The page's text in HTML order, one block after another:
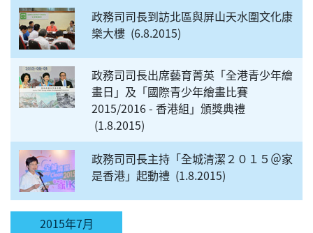
政務司司長到訪北區與屏山天水圍文化康
樂大樓 6.8.2015
政務司司長出席藝育菁英「全港青少年繪
畫日」及「國際青少年繪畫比賽
2015/2016 - 香港組」頒獎典禮
1.8.2015
政務司司長主持「全城清潔２０１５＠家
是香港」起動禮 1.8.2015
2015年7月